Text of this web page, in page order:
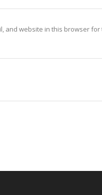
and website in this browser for